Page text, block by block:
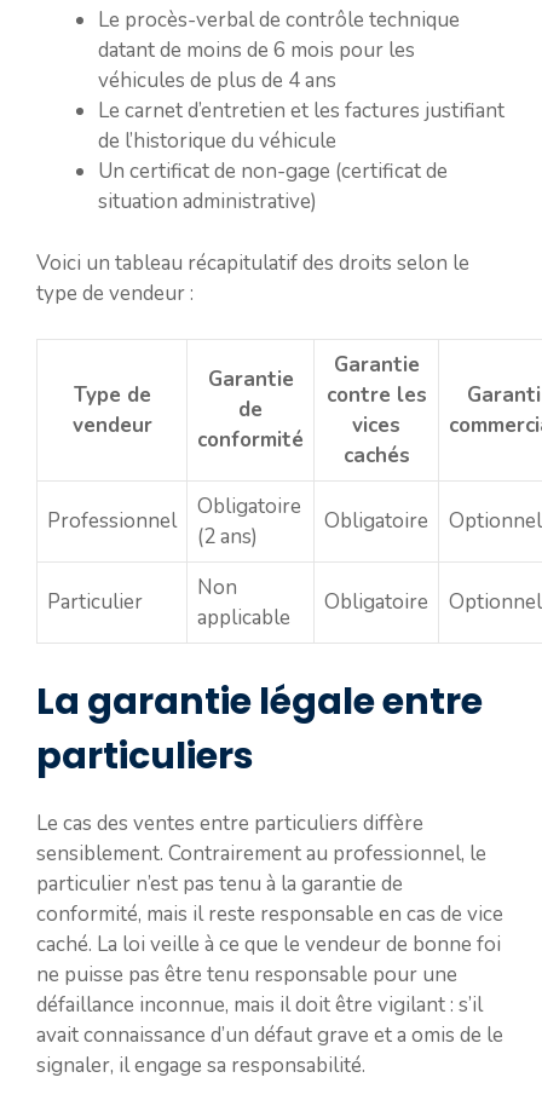
Le procès-verbal de contrôle technique
datant de moins de 6 mois pour les
véhicules de plus de 4 ans
Le carnet d’entretien et les factures justifiant
de l’historique du véhicule
Un certificat de non-gage (certificat de
situation administrative)
Voici un tableau récapitulatif des droits selon le
type de vendeur :
Type de
vendeur
Garantie
de
conformité
Garantie
contre les
vices
cachés
Professionnel
Obligatoire
(2 ans)
Obligatoire
Particulier
Non
applicable
Obligatoire
La garantie légale entre
particuliers
Le cas des ventes entre particuliers diffère
sensiblement. Contrairement au professionnel, le
particulier n’est pas tenu à la garantie de
conformité, mais il reste responsable en cas de vice
caché. La loi veille à ce que le vendeur de bonne foi
ne puisse pas être tenu responsable pour une
défaillance inconnue, mais il doit être vigilant : s’il
avait connaissance d’un défaut grave et a omis de le
signaler, il engage sa responsabilité.